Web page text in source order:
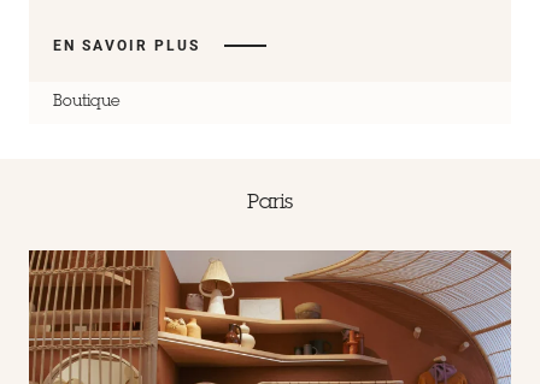
EN SAVOIR PLUS
Boutique
Paris